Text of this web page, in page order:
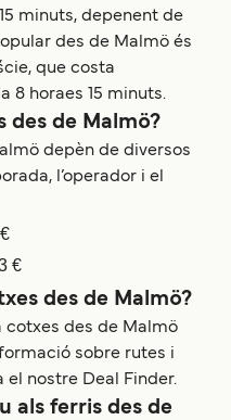
minuts, depenent de
des de Malmö és
que costa
8 horaes 15 minuts.
des de Malmö?
depèn de diversos
l’operador i el
€
des de Malmö?
cotxes des de Malmö
sobre rutes i
el nostre Deal Finder.
als ferris des de